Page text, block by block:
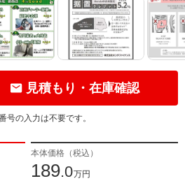
見積もり・在庫確認
号の入力は不要です。
本体価格（税込）
189.0万円